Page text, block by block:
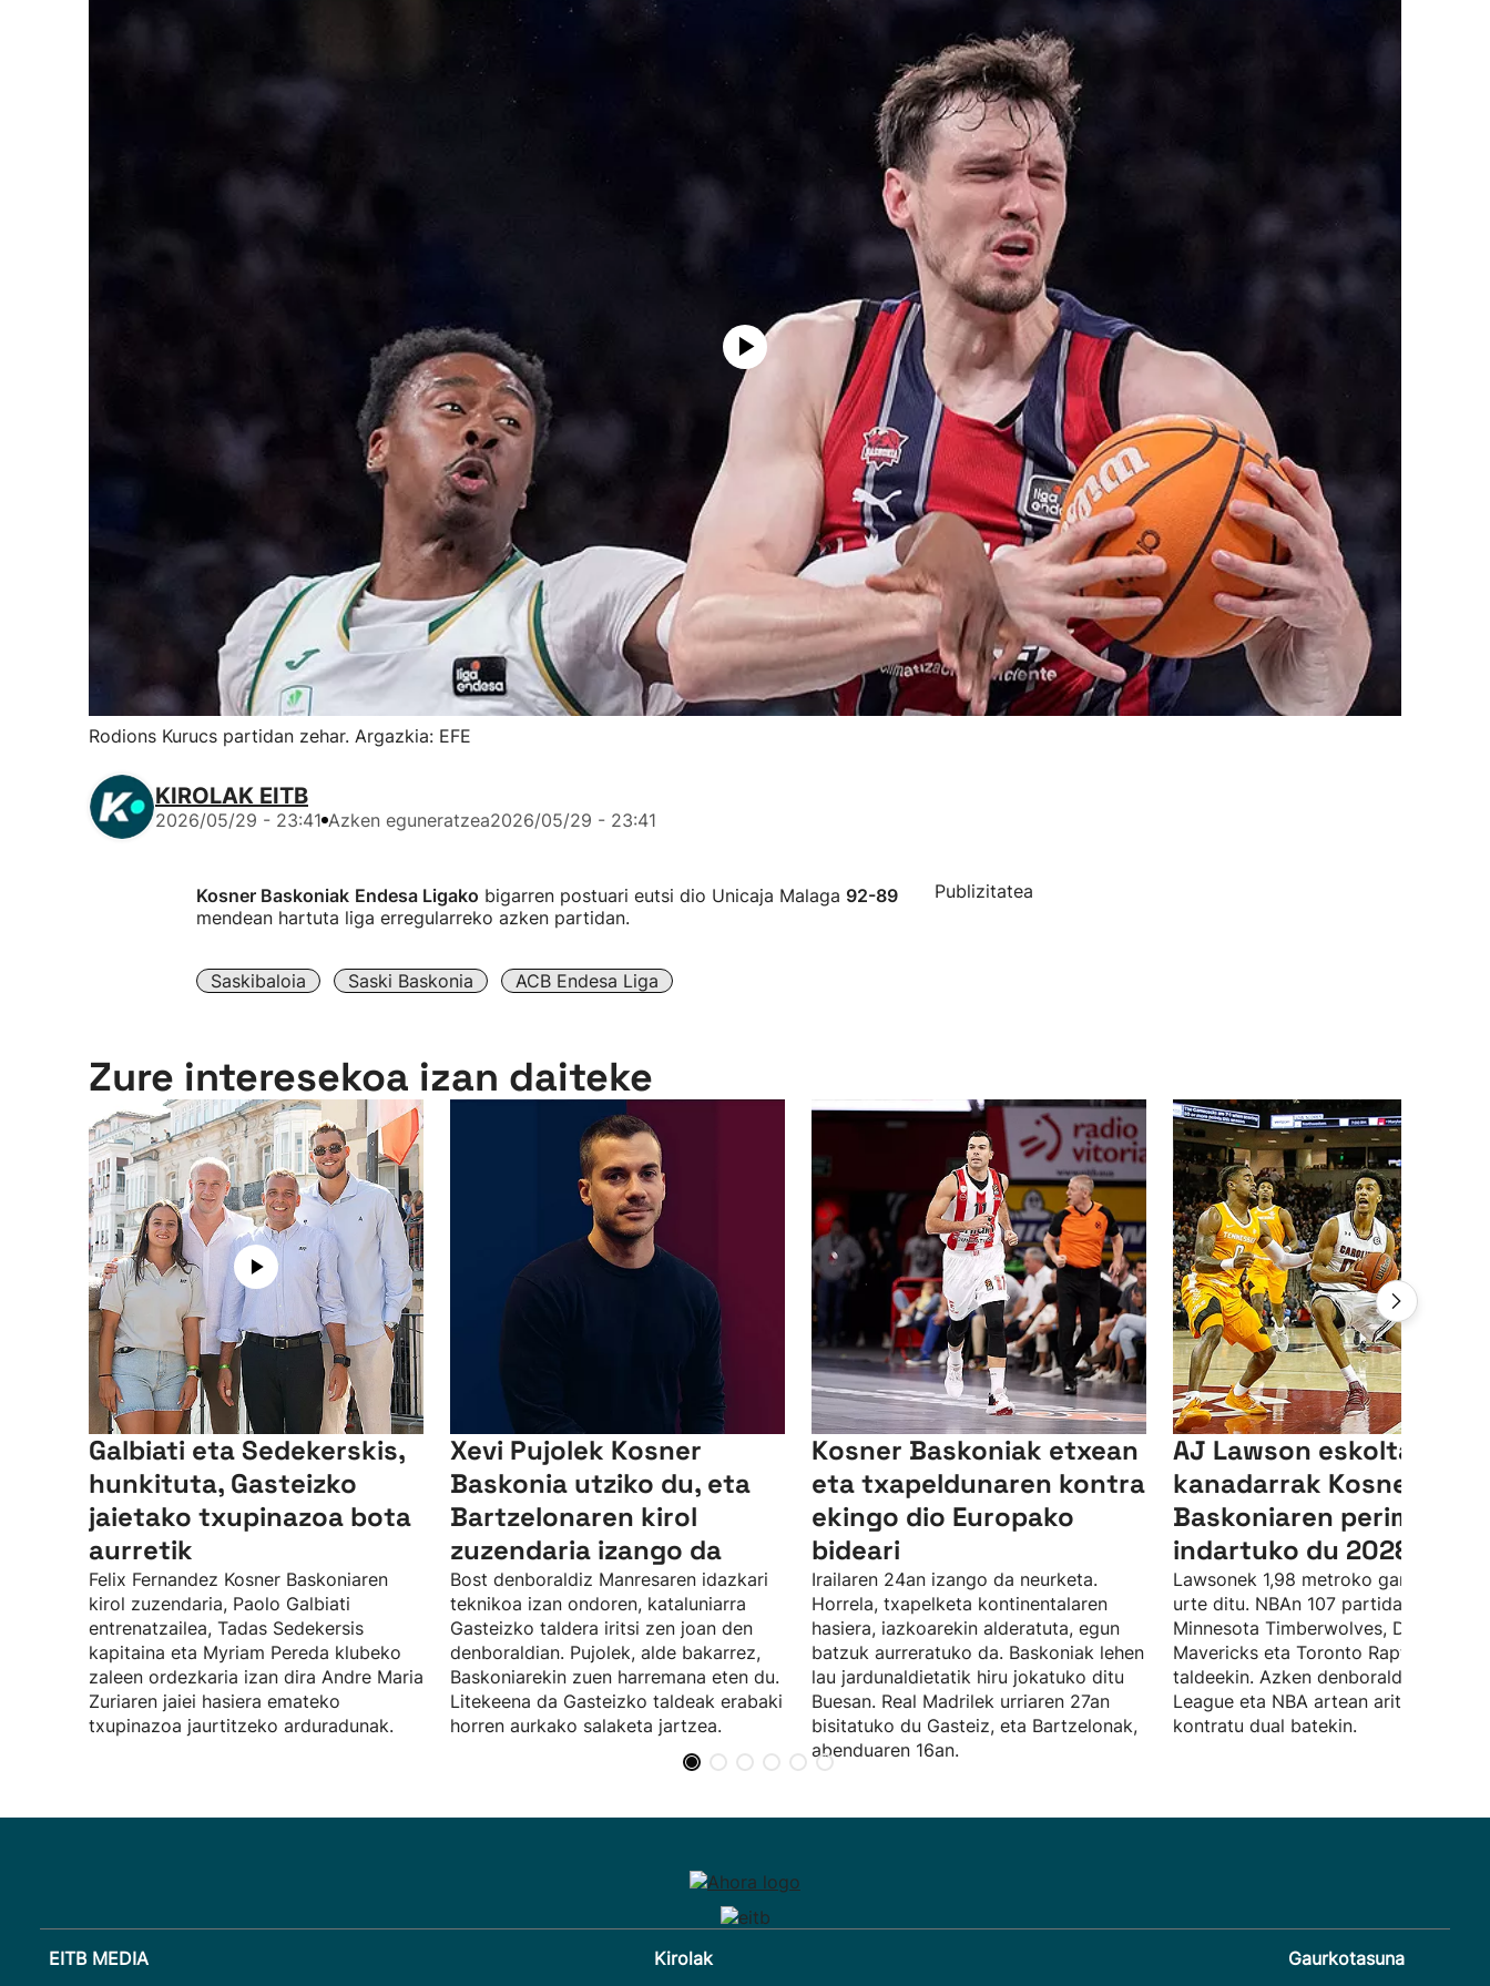
Rodions Kurucs partidan zehar. Argazkia: EFE
KIROLAK EITB
2026/05/29 - 23:41 Azken eguneratzea2026/05/29 - 23:41
Kosner Baskoniak Endesa Ligako bigarren postuari eutsi dio Unicaja Malaga 92-89
mendean hartuta liga erregularreko azken partidan.
Saskibaloia Saski Baskonia ACB Endesa Liga
Publizitatea
Zure interesekoa izan daiteke
Galbiati eta Sedekerskis,
hunkituta, Gasteizko
jaietako txupinazoa bota
aurretik
Felix Fernandez Kosner Baskoniaren
kirol zuzendaria, Paolo Galbiati
entrenatzailea, Tadas Sedekersis
kapitaina eta Myriam Pereda klubeko
zaleen ordezkaria izan dira Andre Maria
Zuriaren jaiei hasiera emateko
txupinazoa jaurtitzeko arduradunak.
Xevi Pujolek Kosner
Baskonia utziko du, eta
Bartzelonaren kirol
zuzendaria izango da
Bost denboraldiz Manresaren idazkari
teknikoa izan ondoren, kataluniarra
Gasteizko taldera iritsi zen joan den
denboraldian. Pujolek, alde bakarrez,
Baskoniarekin zuen harremana eten du.
Litekeena da Gasteizko taldeak erabaki
horren aurkako salaketa jartzea.
Kosner Baskoniak etxean
eta txapeldunaren kontra
ekingo dio Europako
bideari
Irailaren 24an izango da neurketa.
Horrela, txapelketa kontinentalaren
hasiera, iazkoarekin alderatuta, egun
batzuk aurreratuko da. Baskoniak lehen
lau jardunaldietatik hiru jokatuko ditu
Buesan. Real Madrilek urriaren 27an
bisitatuko du Gasteiz, eta Bartzelonak,
abenduaren 16an.
AJ Lawson eskolta
kanadarrak Kosner
Baskoniaren perimetroa
indartuko du 2028ra
Lawsonek 1,98 metroko garaiera eta
urte ditu. NBAn 107 partida jokatu
Minnesota Timberwolves, Dallas
Mavericks eta Toronto Raptors
taldeekin. Azken denboraldian G-
League eta NBA artean aritu da,
kontratu dual batekin.
EITB MEDIA Kirolak Gaurkotasuna